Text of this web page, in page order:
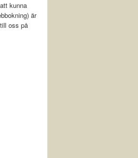
kunna
är
oss på